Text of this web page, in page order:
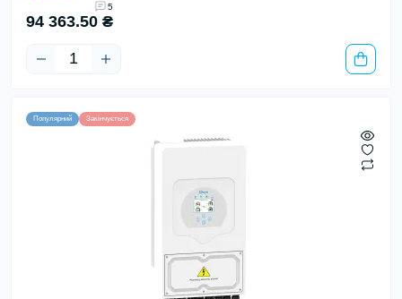
5
94 363.50 ₴
Популярний Закінчується